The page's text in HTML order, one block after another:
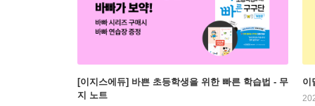
[이지스에듀] 바쁜 초등학생을 위한 빠른 학습법 - 무
지 노트
이